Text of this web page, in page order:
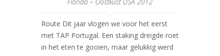
Florida – Oostkust USA 2012
Route Dit jaar vlogen we voor het eerst
met TAP Portugal. Een staking dreigde roet
in het eten te gooien, maar gelukkig werd